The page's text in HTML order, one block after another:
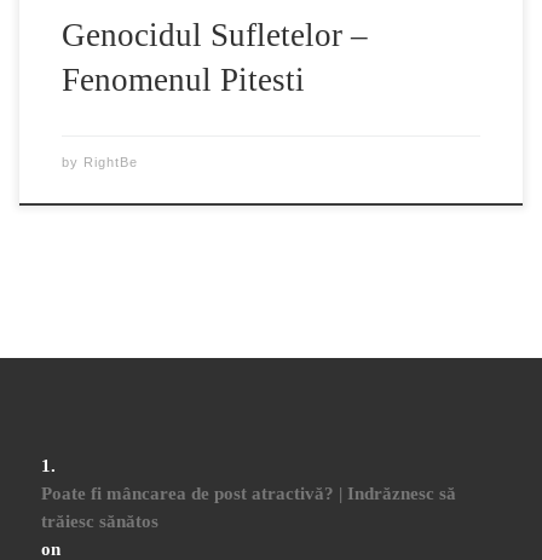
Genocidul Sufletelor –
Fenomenul Pitesti
by RightBe
Poate fi mâncarea de post atractivă? | Indrăznesc să
trăiesc sănătos
on